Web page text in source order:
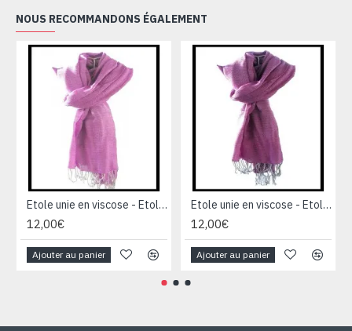
NOUS RECOMMANDONS ÉGALEMENT
Etole unie en viscose - Etole indienne
12,00€
Ajouter au panier
Etole unie en viscose - Etole indienne
12,00€
Ajouter au panier